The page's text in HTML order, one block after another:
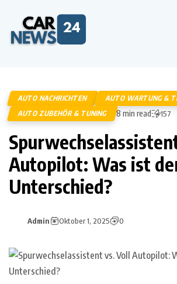
AUTO NACHRICHTEN
AUTO WARTUNG &
AUTO ZUBEHÖR & TUNING
8 min read 157
Autopilot: Was ist
Unterschied?
Admin Oktober 1, 2025 0